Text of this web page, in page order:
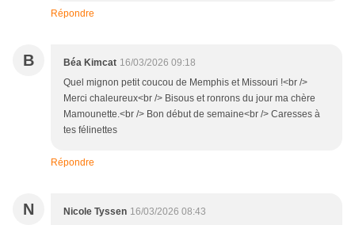
Répondre
B Béa Kimcat 16/03/2026 09:18
Quel mignon petit coucou de Memphis et Missouri !<br />
Merci chaleureux<br /> Bisous et ronrons du jour ma chère
Mamounette.<br /> Bon début de semaine<br /> Caresses à
tes félinettes
Répondre
N Nicole Tyssen 16/03/2026 08:43